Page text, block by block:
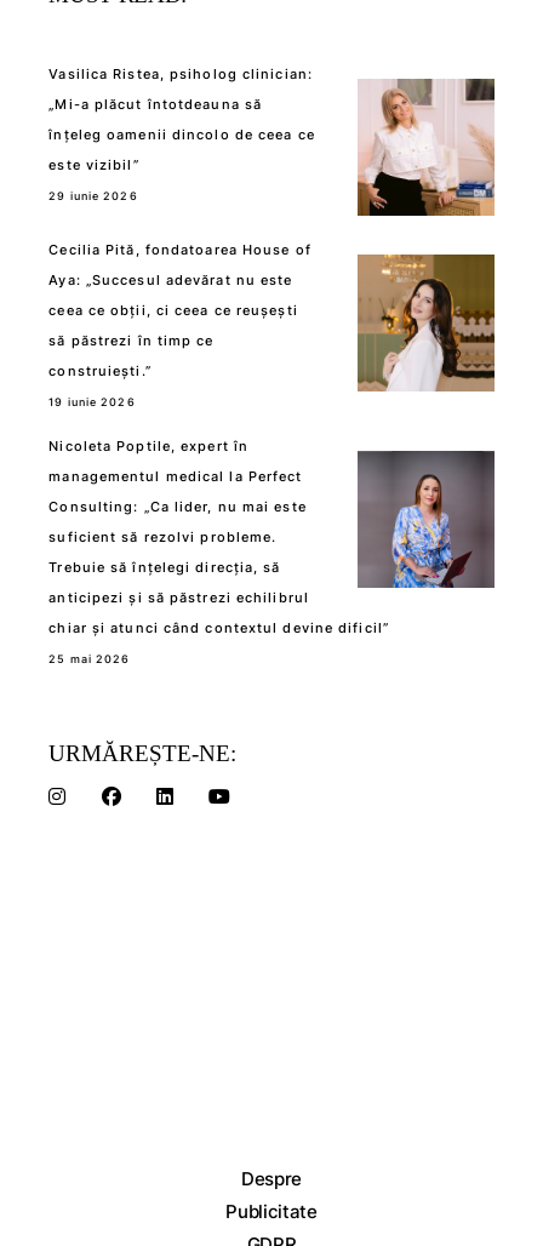
Vasilica Ristea, psiholog clinician:
„Mi-a plăcut întotdeauna să
înțeleg oamenii dincolo de ceea ce
este vizibil”
29 iunie 2026
Cecilia Pită, fondatoarea House of
Aya: „Succesul adevărat nu este
ceea ce obții, ci ceea ce reușești
să păstrezi în timp ce
construiești.”
19 iunie 2026
Nicoleta Poptile, expert în
managementul medical la Perfect
Consulting: „Ca lider, nu mai este
suficient să rezolvi probleme.
Trebuie să înțelegi direcția, să
anticipezi și să păstrezi echilibrul
chiar și atunci când contextul devine dificil”
25 mai 2026
URMĂREȘTE-NE:
Despre
Publicitate